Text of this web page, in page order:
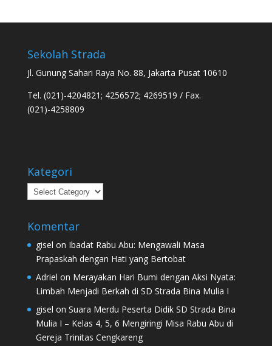
Sekolah Strada
Jl. Gunung Sahari Raya No. 88, Jakarta Pusat 10610
Tel. (021)-4204821; 4256572; 4269519 / Fax.
(021)-4258809
Kategori
Kategori
Komentar
gisel on Ibadat Rabu Abu: Mengawali Masa
Prapaskah dengan Hati yang Bertobat
Adriel on Merayakan Hari Bumi dengan Aksi Nyata:
Limbah Menjadi Berkah di SD Strada Bina Mulia I
gisel on Suara Merdu Peserta Didik SD Strada Bina
Mulia I – Kelas 4, 5, 6 Mengiringi Misa Rabu Abu di
Gereja Trinitas Cengkareng